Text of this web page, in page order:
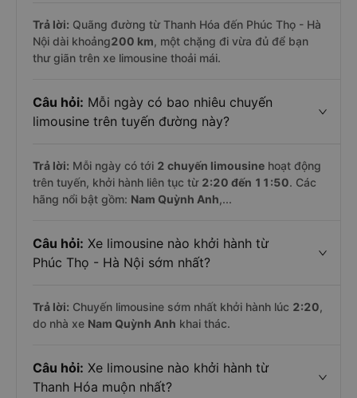
Trả lời: Quãng đường từ Thanh Hóa đến Phúc Thọ - Hà
Nội dài khoảng200 km, một chặng đi vừa đủ để bạn
thư giãn trên xe limousine thoải mái.
Câu hỏi: Mỗi ngày có bao nhiêu chuyến
limousine trên tuyến đường này?
Trả lời: Mỗi ngày có tới 2 chuyến limousine hoạt động
trên tuyến, khởi hành liên tục từ 2:20 đến 11:50. Các
hãng nổi bật gồm: Nam Quỳnh Anh,...
Câu hỏi: Xe limousine nào khởi hành từ
Phúc Thọ - Hà Nội sớm nhất?
Trả lời: Chuyến limousine sớm nhất khởi hành lúc 2:20,
do nhà xe Nam Quỳnh Anh khai thác.
Câu hỏi: Xe limousine nào khởi hành từ
Thanh Hóa muộn nhất?